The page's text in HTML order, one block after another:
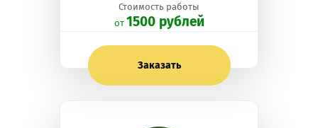
Стоимость работы
oт 1500 рублей
Заказать